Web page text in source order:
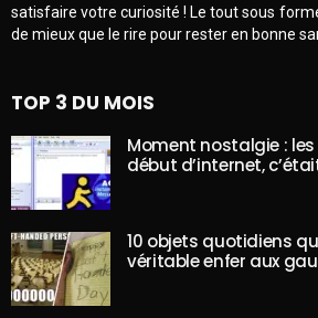
satisfaire votre curiosité ! Le tout sous
de mieux que le rire pour rester en bonne
TOP 3 DU MOIS
Moment nostalgie :
début d’internet,
10 objets quotidiens
véritable enfer aux